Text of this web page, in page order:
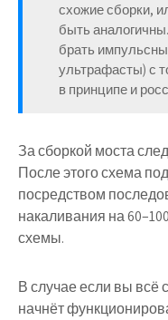
схожие сборки,
быть
брать
ультрафасты) с
в принципе и
За сборкой моста
После этого схема
посредством
накаливания на
схемы.
В случае если вы всё
начнёт